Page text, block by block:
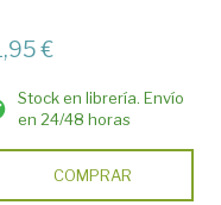
€
Stock en librería. Envío
en 24/48 horas
COMPRAR